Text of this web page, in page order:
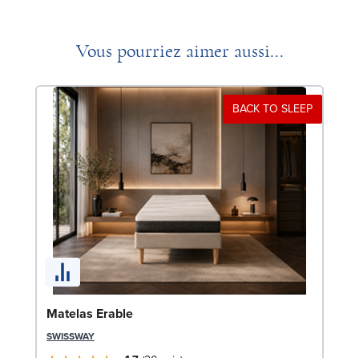
Vous pourriez aimer aussi...
BACK TO SLEEP
Matelas Erable
SWISSWAY